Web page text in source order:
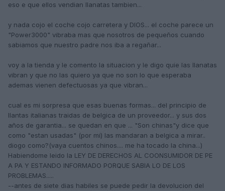
eso e que ellos vendian llanatas tambien...
y nada cojo el coche cojo carretera y DIOS... el coche parece un
"Power3000" vibraba mas que nosotros de pequeños cuando
sabiamos que nuestro padre nos iba a regañar...
voy a la tienda y le comento la situacion y le digo quie las llanatas
vibran y que no las quiero ya que no son lo que esperaba
ademas vienen defectuosas ya que vibran...
cual es mi sorpresa que esas buenas formas... del principio de
llantas italianas traidas de belgica de un proveedor... y sus dos
años de garantia... se quedan en que ... "Son chinas"y dice que
como "estan usadas" (por mi) las mandaran a belgica a mirar..
diogo como?(vaya cuentos chinos.... me ha tocado la china...)
Habiendome leido la LEY DE DERECHOS AL COONSUMIDOR DE PE
A PA Y ESTANDO INFORMADO PORQUE SABIA LO DE LOS
PROBLEMAS.....
--antes de siete dias habiles se puede pedir la devolucion del